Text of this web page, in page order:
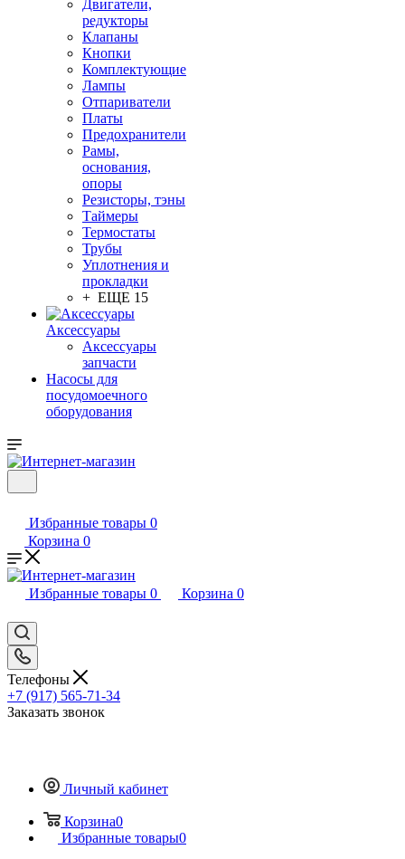
Двигатели,
редукторы
Клапаны
Кнопки
Комплектующие
Лампы
Отпариватели
Платы
Предохранители
Рамы,
основания,
опоры
Резисторы, тэны
Таймеры
Термостаты
Трубы
Уплотнения и
прокладки
+ ЕЩЕ 15
Аксессуары
Аксессуары
запчасти
Насосы для
посудомоечного
оборудования
Избранные товары 0
Корзина 0
Избранные товары 0 Корзина 0
Телефоны
+7 (917) 565-71-34
Заказать звонок
Личный кабинет
Корзина0
Избранные товары0